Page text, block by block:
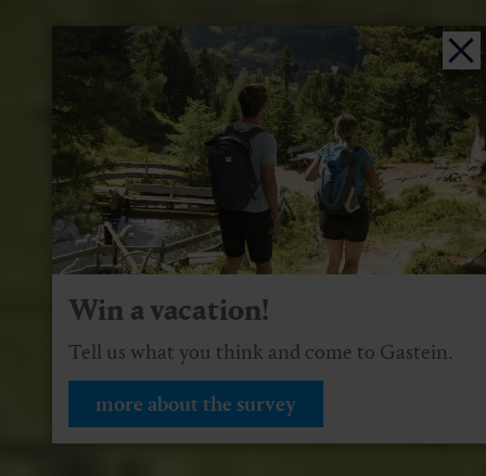
Win a vacation!
Tell us what you think and come to Gastein.
more about the survey